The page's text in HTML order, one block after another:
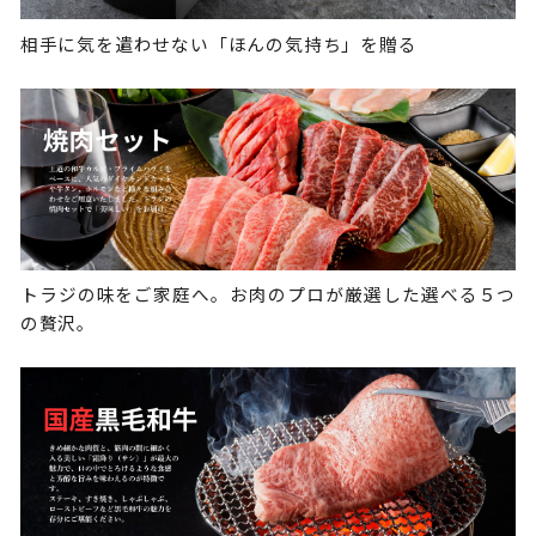
相手に気を遣わせない「ほんの気持ち」を贈る
トラジの味をご家庭へ。お肉のプロが厳選した選べる５つ
の贅沢。